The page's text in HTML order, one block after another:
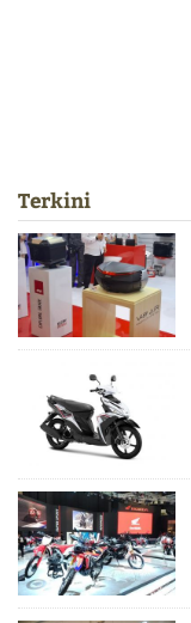
Terkini